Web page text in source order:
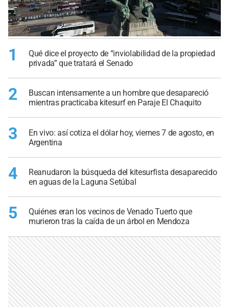
1
Qué dice el proyecto de “inviolabilidad de la propiedad
privada” que tratará el Senado
2
Buscan intensamente a un hombre que desapareció
mientras practicaba kitesurf en Paraje El Chaquito
3
En vivo: así cotiza el dólar hoy, viernes 7 de agosto, en
Argentina
4
Reanudaron la búsqueda del kitesurfista desaparecido
en aguas de la Laguna Setúbal
5
Quiénes eran los vecinos de Venado Tuerto que
murieron tras la caída de un árbol en Mendoza